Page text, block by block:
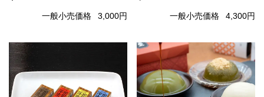
一般小売価格 3,000円 一般小売価格 4,300円